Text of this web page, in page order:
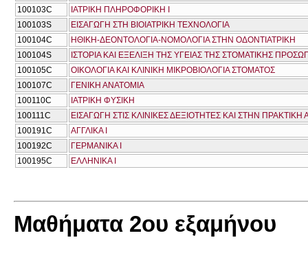
100103C
ΙΑΤΡΙΚΗ ΠΛΗΡΟΦΟΡΙΚΗ Ι
100103S
ΕΙΣΑΓΩΓΗ ΣΤΗ ΒΙΟΙΑΤΡΙΚΗ ΤΕΧΝΟΛΟΓΙΑ
100104C
ΗΘΙΚΗ-ΔΕΟΝΤΟΛΟΓΙΑ-ΝΟΜΟΛΟΓΙΑ ΣΤΗΝ ΟΔΟΝΤΙΑΤΡΙΚΗ
100104S
ΙΣΤΟΡΙΑ ΚΑΙ ΕΞΕΛΙΞΗ ΤΗΣ ΥΓΕΙΑΣ ΤΗΣ ΣΤΟΜΑΤΙΚΗΣ
100105C
ΟΙΚΟΛΟΓΙΑ ΚΑΙ ΚΛΙΝΙΚΗ ΜΙΚΡΟΒΙΟΛΟΓΙΑ ΣΤΟΜΑΤΟΣ
100107C
ΓΕΝΙΚΗ ΑΝΑΤΟΜΙΑ
100110C
ΙΑΤΡΙΚΗ ΦΥΣΙΚΗ
100111C
ΕΙΣΑΓΩΓΗ ΣΤΙΣ ΚΛΙΝΙΚΕΣ ΔΕΞΙΟΤΗΤΕΣ ΚΑΙ ΣΤΗΝ ΠΡΑΚΤΙΚΗ
100191C
ΑΓΓΛΙΚΑ Ι
100192C
ΓΕΡΜΑΝΙΚΑ Ι
100195C
ΕΛΛΗΝΙΚΑ Ι
Μαθήματα 2ου εξαμήνου